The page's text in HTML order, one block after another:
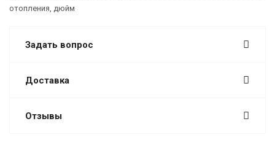
отопления, дюйм
Задать вопрос
Доставка
Отзывы